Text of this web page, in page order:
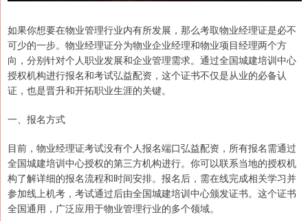
如果你想要在物业管理行业内有所发展，那么考取物业经理证是必不
可少的一步。物业经理证分为物业企业经理和物业项目经理两个方
向，分别针对个人职业发展和企业管理需求。通过全国城建培训中心
授权机构进行报名和考试弘益配资，这个证书不仅是从业的必备认
证，也是晋升和开拓职业生涯的关键。
一、报名方式
目前，物业经理证考试没有个人报名端口弘益配资，所有报名需通过
全国城建培训中心授权的第三方机构进行。你可以联系当地的授权机
构了解详细的报名流程和时间安排。报名后，需在线完成相关学习并
参加线上机考，考试通过后由全国城建培训中心颁发证书。这个证书
全国通用，广泛应用于物业管理行业的多个领域。